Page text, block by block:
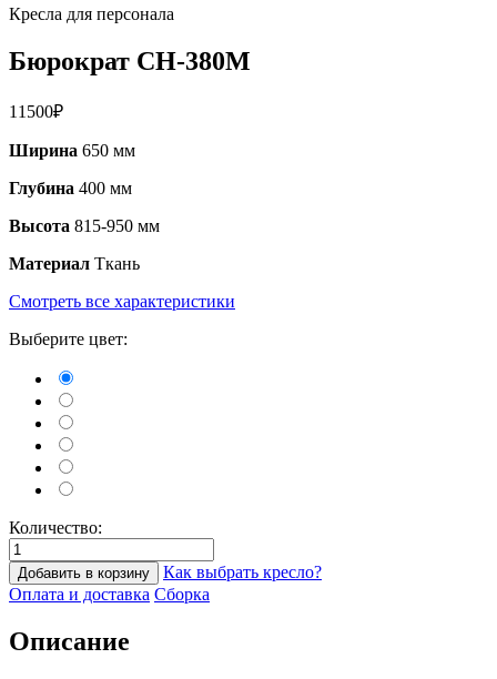
Кресла для персонала
Бюрократ CH-380M
11500₽
Ширина 650 мм
Глубина 400 мм
Высота 815-950 мм
Материал Ткань
Смотреть все характеристики
Выберите цвет:
Количество:
Добавить в корзину
Как выбрать кресло?
Оплата и доставка Сборка
Описание